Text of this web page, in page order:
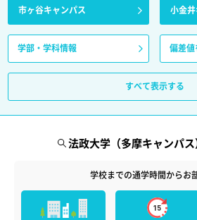
市ヶ谷キャンパス 小金
学部・学科情報 偏差
すべて表示する
法政大学（多摩キャンパス
学校までの通学時間からお